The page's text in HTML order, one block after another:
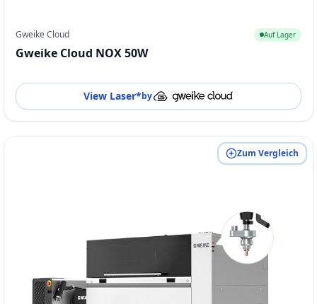
Gweike Cloud Auf Lager
Gweike Cloud NOX 50W
View Laser*by
Zum Vergleich